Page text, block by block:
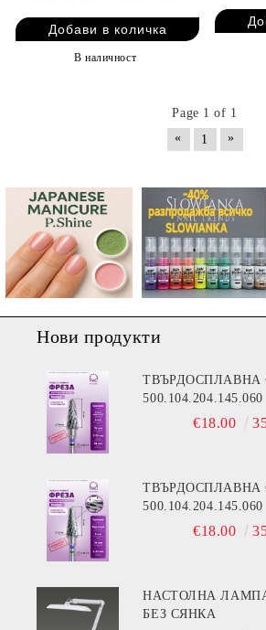
В наличност
Page 1 of 1
«
1 »
Нови продукти
ТВЪРДОСПЛАВНА
500.104.204.145.060
€18.00
ТВЪРДОСПЛАВНА
500.104.204.145.060
€18.00
НАСТОЛНА ЛАМПА
БЕЗ СЯНКА